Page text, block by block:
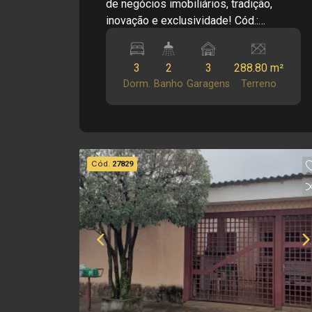
de negócios imobiliários, tradição,
inovação e exclusividade! Cód.:
imóvel: - Casa Padrão - Bairro Vila
Amélia - Casa Principal e dos fundos -
Sala - Cozinha - 03 Dormitórios - 02
Banheiros - Varanda - Área de serviço -
Construída - 87,77 m² Área Util
Investimento de Venda: R$ 350.000,00
Inestimento de Locação: R$ 1.500,00
Investimento de IPTU: R$ 172,51 Obs.:
a imobiliária se reserva o direito de
alterar qualquer informação referente a
valores, dados e disponibilidade de
seus imóveis, sem aviso prévio
3
Dorm.
2
Banho
3
Garagens
288.80 m²
Terreno
Cód. 27829